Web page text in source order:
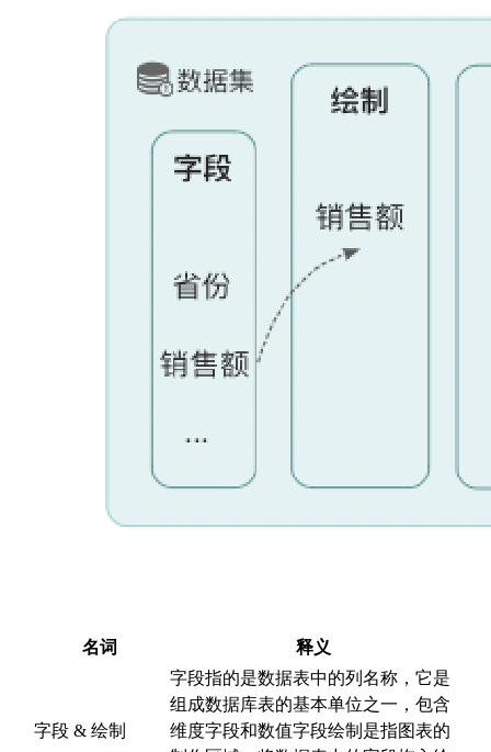
名词 释义
字段 & 绘制
字段指的是数据表中的列名称，它是
组成数据库表的基本单位之一，包含
维度字段和数值字段绘制是指图表的